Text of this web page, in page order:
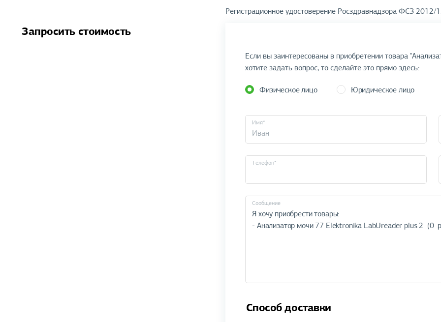
Регистрационное удостоверение Росздравнадзора ФСЗ
Запросить стоимость
Если вы заинтересованы в приобретении товара
хотите задать вопрос, то сделайте это прямо здесь:
Физическое лицо Юридическое лицо
Имя*
Телефон*
Cообщение
Способ доставки